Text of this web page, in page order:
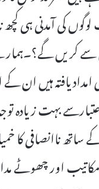
کی آمدنی ہی کچھ
سے کریں
یافتہ ہیں ان کے
بہت زیادہ
ساتھ ناانصافی کا
اور